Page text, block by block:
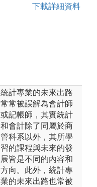
下載詳細資料
統計專業的未來出路
常常被誤解為會計師
或記帳師，其實統計
和會計除了同屬於商
管科系以外，其所學
習的課程與未來的發
展皆是不同的內容和
方向。此外，統計專
業的未來出路也常被